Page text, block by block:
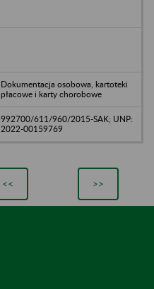
Dokumentacja osobowa, kartoteki
płacowe i karty chorobowe
992700/611/960/2015-SAK; UNP:
2022-00159769
<< >>